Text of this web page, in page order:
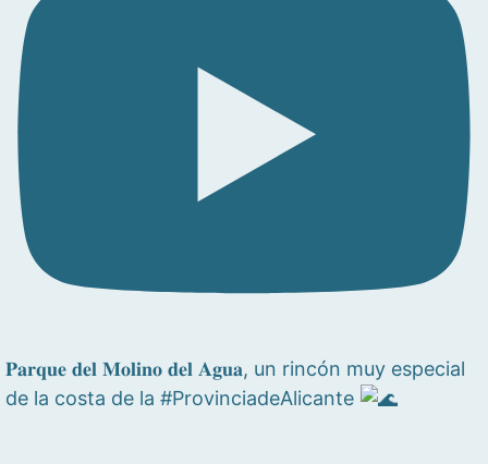
𝐏𝐚𝐫𝐪𝐮𝐞 𝐝𝐞𝐥 𝐌𝐨𝐥𝐢𝐧𝐨 𝐝𝐞𝐥 𝐀𝐠𝐮𝐚, un rincón muy especial
de la costa de la #ProvinciadeAlicante